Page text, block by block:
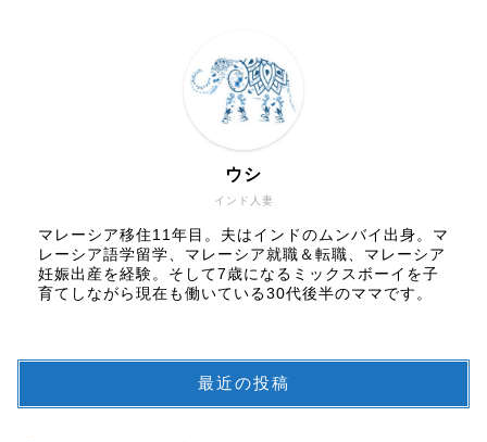
インド人妻
ウシ
マレーシア移住11年目。夫はインドのムンバイ出身。マ
レーシア語学留学、マレーシア就職＆転職、マレーシア
妊娠出産を経験。そして7歳になるミックスボーイを子
育てしながら現在も働いている30代後半のママです。
最近の投稿